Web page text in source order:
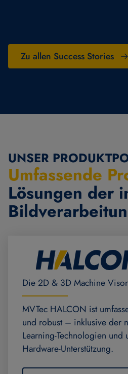
Zu allen Success Stories
UNSER
Umfassende
Lösungen der
Die 2D & 3D Machine
MVTec HALCON ist
und robust – inklusive der
Learning-Technologien und
Hardware-Unterstützung.